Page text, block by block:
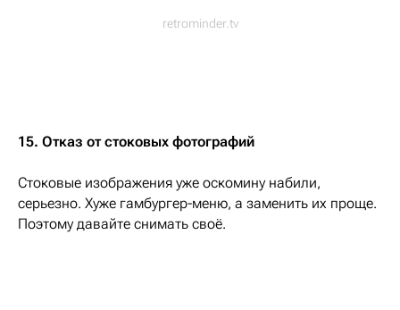
retrominder.tv
15. Отказ от стоковых фотографий
Стоковые изображения уже оскомину набили,
серьезно. Хуже гамбургер-меню, а заменить их проще.
Поэтому давайте снимать своё.